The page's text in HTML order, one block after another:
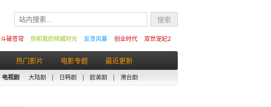
双世宠妃2
创业时代
反贪风暴
你和我的倾城时光
斗破苍穹
热门影片 电影专题 最近更新
电视剧 大陆剧 | 日韩剧 | 欧美剧 | 港台剧